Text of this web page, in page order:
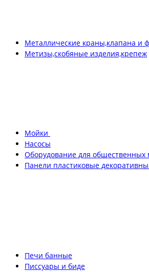
Металлические краны,клапана и
Метизы,скобяные изделия,крепеж
Мойки
Насосы
Оборудование для общественных
Панели пластиковые
Печи банные
Писсуары и биде